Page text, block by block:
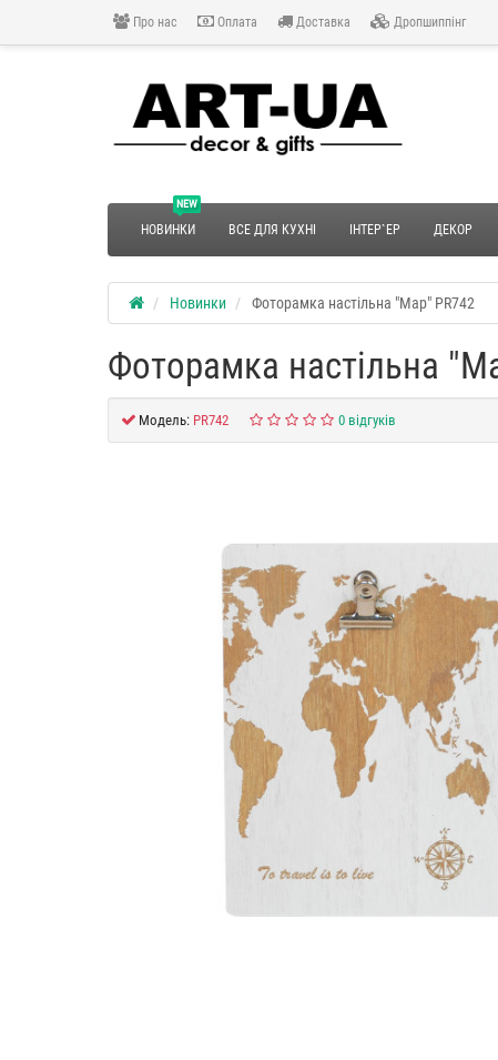
Про нас Оплата Доставка Дропшиппінг
NEW
НОВИНКИ ВСЕ ДЛЯ КУХНІ ІНТЕР`ЕР ДЕКОР
Новинки Фоторамка настільна "Map" PR742
Фоторамка настільна
Модель: PR742 0 відгуків